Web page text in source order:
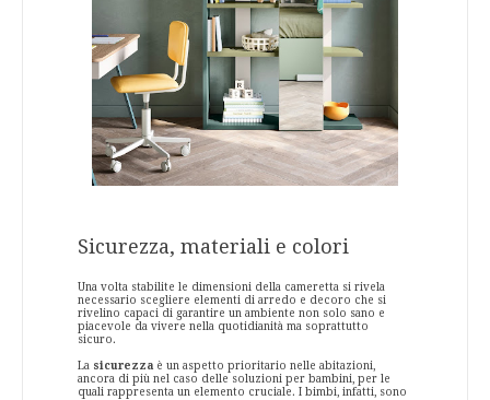
Sicurezza, materiali e colori
Una volta stabilite le dimensioni della cameretta si rivela
necessario scegliere elementi di arredo e decoro che si
rivelino capaci di garantire un ambiente non solo sano e
piacevole da vivere nella quotidianità ma soprattutto
sicuro.
La sicurezza è un aspetto prioritario nelle abitazioni,
ancora di più nel caso delle soluzioni per bambini, per le
quali rappresenta un elemento cruciale. I bimbi, infatti, sono